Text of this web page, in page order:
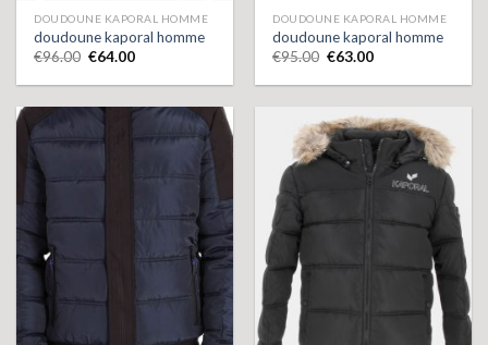
DOUDOUNE KAPORAL HOMME
doudoune kaporal homme
€96.00 €64.00
DOUDOUNE KAPORAL HOMME
doudoune kaporal homme
€95.00 €63.00